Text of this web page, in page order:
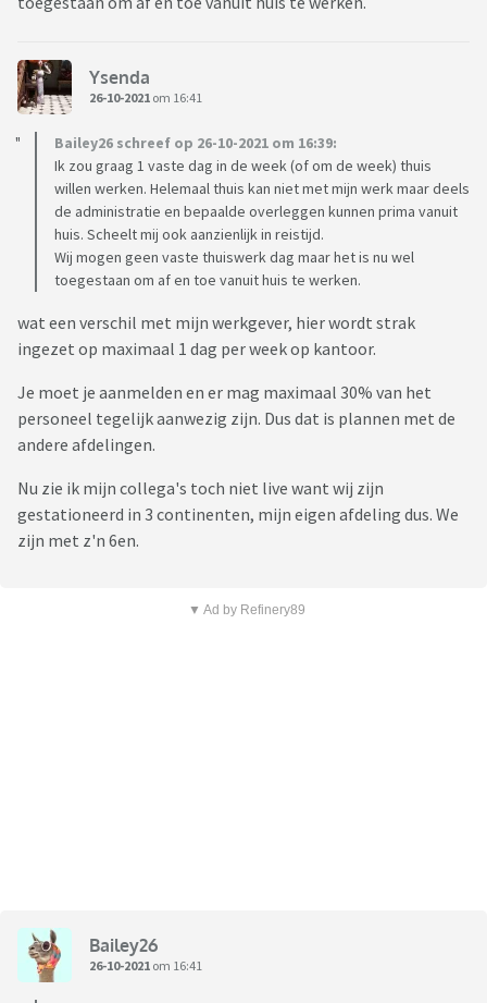
Ysenda
26-10-2021 om 16:41
Bailey26 schreef op 26-10-2021 om 16:39:
Ik zou graag 1 vaste dag in de week (of om de week) thuis
willen werken. Helemaal thuis kan niet met mijn werk maar deels
de administratie en bepaalde overleggen kunnen prima vanuit
huis. Scheelt mij ook aanzienlijk in reistijd.
Wij mogen geen vaste thuiswerk dag maar het is nu wel
toegestaan om af en toe vanuit huis te werken.
wat een verschil met mijn werkgever, hier wordt strak
ingezet op maximaal 1 dag per week op kantoor.
Je moet je aanmelden en er mag maximaal 30% van het
personeel tegelijk aanwezig zijn. Dus dat is plannen met de
andere afdelingen.
Nu zie ik mijn collega's toch niet live want wij zijn
gestationeerd in 3 continenten, mijn eigen afdeling dus. We
zijn met z'n 6en.
▼ Ad by Refinery89
Bailey26
26-10-2021 om 16:41